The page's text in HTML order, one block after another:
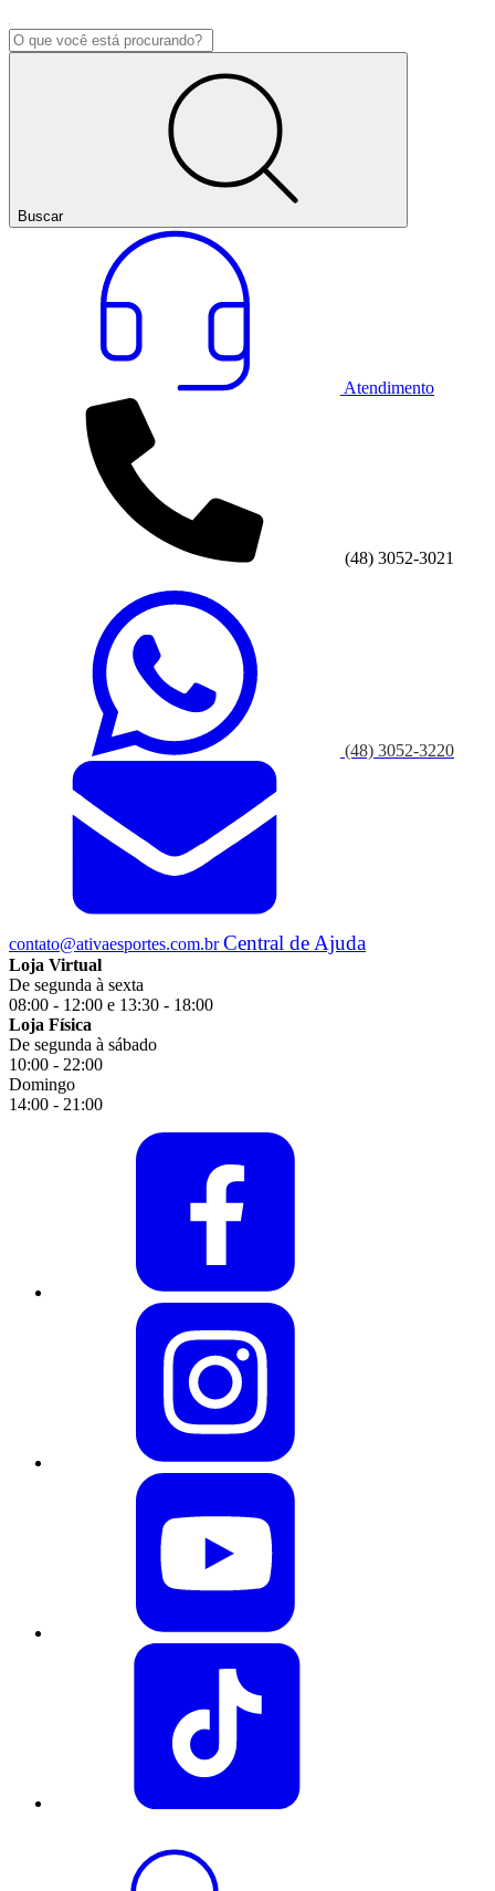
Buscar
Atendimento
(48) 3052-3021
(48) 3052-3220
contato@ativaesportes.com.brCentral de Ajuda
Loja Virtual
De segunda à sexta
08:00 - 12:00 e 13:30 - 18:00
Loja Física
De segunda à sábado
10:00 - 22:00
Domingo
14:00 - 21:00